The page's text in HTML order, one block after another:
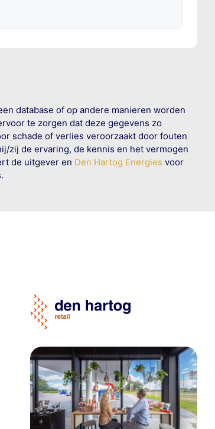
database of op andere manieren worden
te zorgen dat deze gegevens zo
schade of verlies veroorzaakt door fouten
zij de ervaring, de kennis en het vermogen
de uitgever en Den Hartog Energies voor